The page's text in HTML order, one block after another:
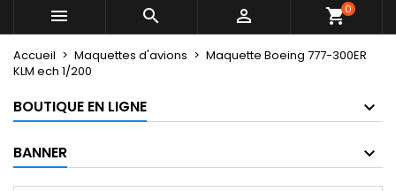
   shopping_cart0
Accueil Maquettes d'avions
Maquette Boeing 777-300ER
KLM ech 1/200
BOUTIQUE EN LIGNE
BANNER